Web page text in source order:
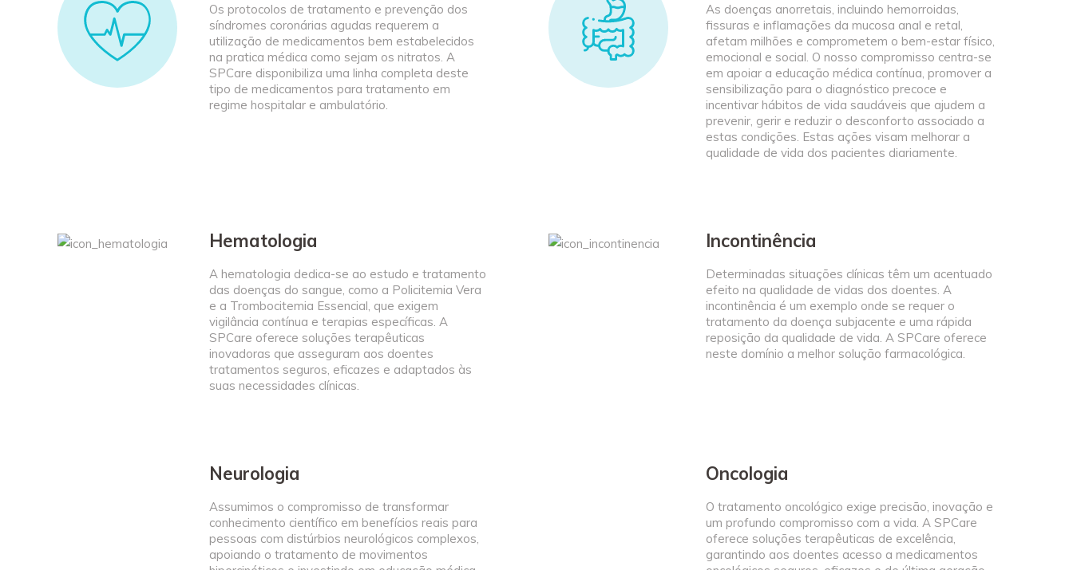
Os protocolos de tratamento e prevenção dos
síndromes coronárias agudas requerem a
utilização de medicamentos bem estabelecidos
na pratica médica como sejam os nitratos. A
SPCare disponibiliza uma linha completa deste
tipo de medicamentos para tratamento em
regime hospitalar e ambulatório.
As doenças anorretais, incluindo hemorroidas,
fissuras e inflamações da mucosa anal e retal,
afetam milhões e comprometem o bem-estar físico,
emocional e social. O nosso compromisso centra-se
em apoiar a educação médica contínua, promover a
sensibilização para o diagnóstico precoce e
incentivar hábitos de vida saudáveis que ajudem a
prevenir, gerir e reduzir o desconforto associado a
estas condições. Estas ações visam melhorar a
qualidade de vida dos pacientes diariamente.
Hematologia
A hematologia dedica-se ao estudo e tratamento
das doenças do sangue, como a Policitemia Vera
e a Trombocitemia Essencial, que exigem
vigilância contínua e terapias específicas. A
SPCare oferece soluções terapêuticas
inovadoras que asseguram aos doentes
tratamentos seguros, eficazes e adaptados às
suas necessidades clínicas.
Incontinência
Determinadas situações clínicas têm um acentuado
efeito na qualidade de vidas dos doentes. A
incontinência é um exemplo onde se requer o
tratamento da doença subjacente e uma rápida
reposição da qualidade de vida. A SPCare oferece
neste domínio a melhor solução farmacológica.
Neurologia
Assumimos o compromisso de transformar
conhecimento científico em benefícios reais para
pessoas com distúrbios neurológicos complexos,
apoiando o tratamento de movimentos
Oncologia
O tratamento oncológico exige precisão, inovação e
um profundo compromisso com a vida. A SPCare
oferece soluções terapêuticas de excelência,
garantindo aos doentes acesso a medicamentos